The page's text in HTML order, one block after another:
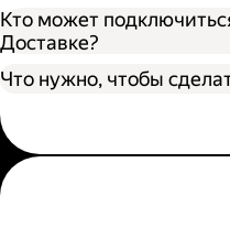
Кто может
Доставке?
Что нужно, чтобы